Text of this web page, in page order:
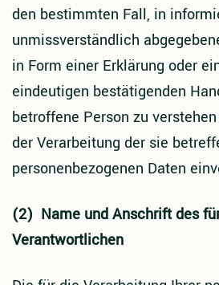
den bestimmten Fall, in
unmissverständlich
in Form einer Erklärung oder
eindeutigen bestätigenden
betroffene Person zu
der Verarbeitung der sie
personenbezogenen Daten
(2) Name und Anschrift des
Verantwortlichen